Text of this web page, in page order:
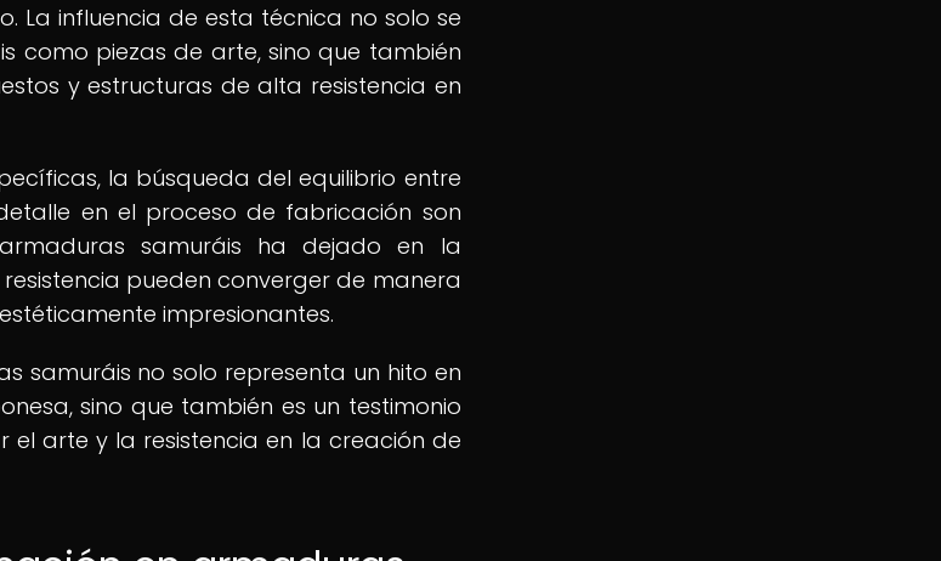
La influencia de esta técnica no solo se
como piezas de arte, sino que también
y estructuras de alta resistencia en
la búsqueda del equilibrio entre
en el proceso de fabricación son
samuráis ha dejado en la
pueden converger de manera
impresionantes.
samuráis no solo representa un hito en
sino que también es un testimonio
arte y la resistencia en la creación de